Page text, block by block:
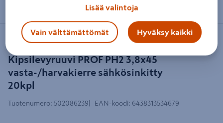
Kipsilevyruuvi PROF PH2 3,8x45
vasta-/harvakierre sähkösinkitty
20kpl
Tuotenumero: 502086239 EAN-koodi: 6438313534679
Lisää valintoja
Vain välttämättömät Hyväksy kaikki